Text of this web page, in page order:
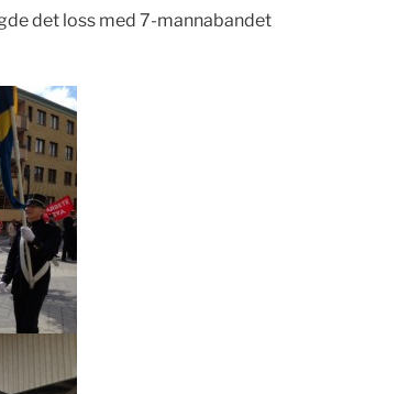
det loss med 7-mannabandet